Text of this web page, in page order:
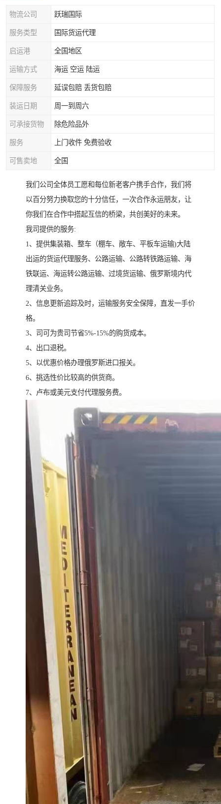
物流公司 跃瑞国际
服务类型 国际货运代理
启运港 全国地区
运输方式 海运 空运 陆运
保障服务 延误包赔 丢货包赔
装运日期 周一到周六
可承接货物 除危险品外
服务 上门收件 免费验收
可售卖地 全国
我们公司全体员工愿和每位新老客户携手合作，我们将
以百分努力换取您的十分信任，一次合作永运朋友，让
你我们在合作中搭起互信的桥梁，共创美好的未来。
我司提供的服务:
1、提供集装箱、整车（棚车、敞车、平板车运输)大陆
出运的货运代理服务、公路运输、公路转铁路运输、海
铁联运、海运转公路运输、过境货运输、俄罗斯境内代
理清关业务。
2、信息更新追踪及时，运输服务安全保障，直发一手价
格。
3、司可为贵司节省5%-15%的购货成本。
4、出口退税。
5、以优惠价格办理俄罗斯进口报关。
6、挑选性价比较高的供货商。
7、卢布或美元支付代理服务费。